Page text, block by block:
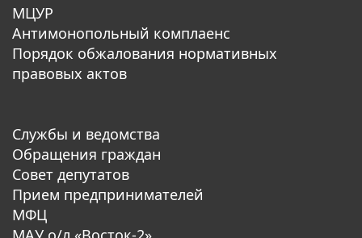
МЦУР
Антимонопольный комплаенс
Порядок обжалования нормативных
правовых актов
Службы и ведомства
Обращения граждан
Совет депутатов
Прием предпринимателей
МФЦ